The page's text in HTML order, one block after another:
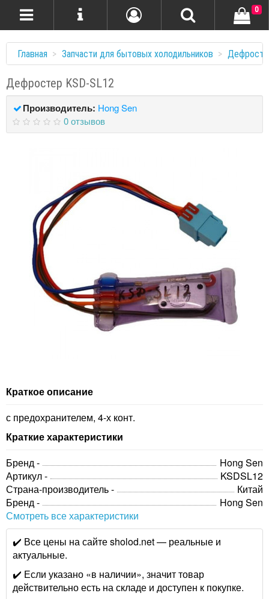
0
Главная Запчасти для бытовых холодильников
Дефростер KSD-SL12
Производитель: Hong Sen
0 отзывов
Краткое описание
с предохранителем, 4-х конт.
Краткие характеристики
Бренд -
Hong Sen
Артикул -
KSDSL12
Страна-производитель -
Китай
Бренд -
Hong Sen
Смотреть все характеристики
✔️ Все цены на сайте sholod.net — реальные и
актуальные.
✔️ Если указано «в наличии», значит товар
действительно есть на складе и доступен к покупке.